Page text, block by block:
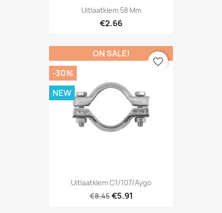
Uitlaatklem 58 Mm
€2.66
Uitlaatklem C1/107/Aygo
€8.45€5.91
ON SALE!
-30%
NEW
favorite_border